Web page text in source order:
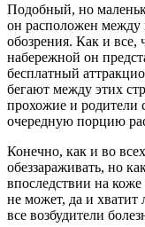
Подобный, но
он расположен между
обозрения. Как и все,
набережной он
бесплатный
бегают между этих
прохожие и родители
очередную порцию
Конечно, как и во
обеззараживать, но
впоследствии на коже
не может, да и хватит
все возбудители